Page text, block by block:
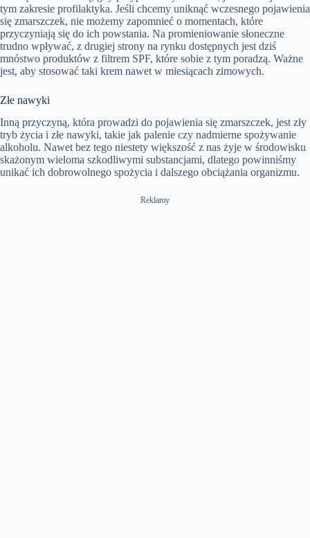
tym zakresie profilaktyka. Jeśli chcemy uniknąć wczesnego pojawienia
się zmarszczek, nie możemy zapomnieć o momentach, które
przyczyniają się do ich powstania. Na promieniowanie słoneczne
trudno wpływać, z drugiej strony na rynku dostępnych jest dziś
mnóstwo produktów z filtrem SPF, które sobie z tym poradzą. Ważne
jest, aby stosować taki krem ​​nawet w miesiącach zimowych.
Złe nawyki
Inną przyczyną, która prowadzi do pojawienia się zmarszczek, jest zły
tryb życia i złe nawyki, takie jak palenie czy nadmierne spożywanie
alkoholu. Nawet bez tego niestety większość z nas żyje w środowisku
skażonym wieloma szkodliwymi substancjami, dlatego powinniśmy
unikać ich dobrowolnego spożycia i dalszego obciążania organizmu.
Reklamy